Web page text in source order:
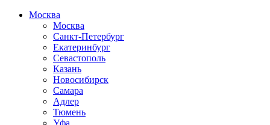
Москва
Москва
Санкт-Петербург
Екатеринбург
Севастополь
Казань
Новосибирск
Самара
Адлер
Тюмень
Уфа